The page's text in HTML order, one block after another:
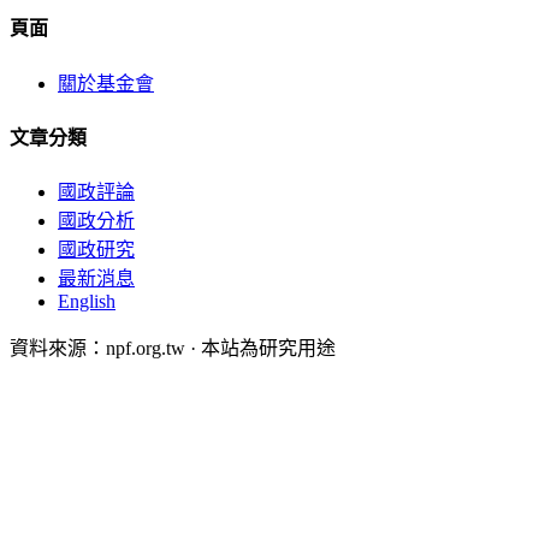
頁面
關於基金會
文章分類
國政評論
國政分析
國政研究
最新消息
English
資料來源：npf.org.tw · 本站為研究用途